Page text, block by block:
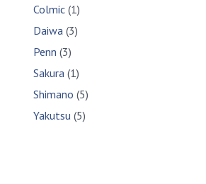
Colmic (1)
Daiwa (3)
Penn (3)
Sakura (1)
Shimano (5)
Yakutsu (5)